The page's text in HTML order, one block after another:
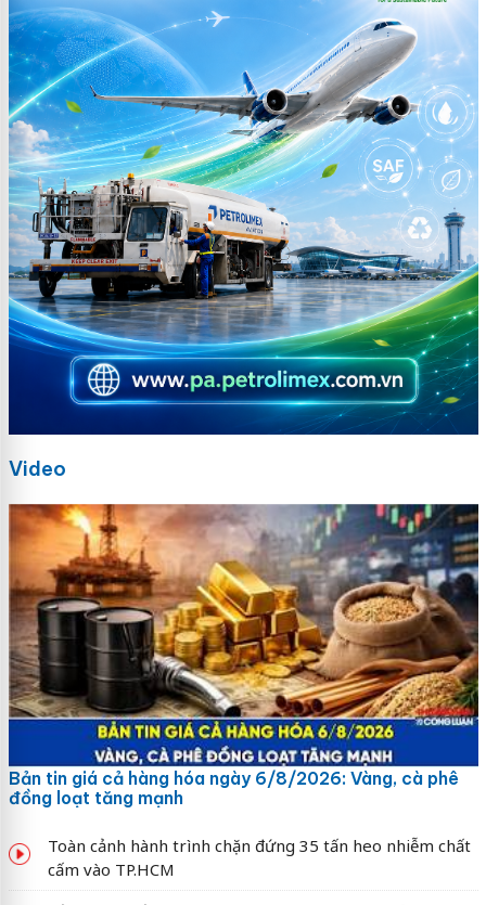
Video
Bản tin giá cả hàng hóa ngày 6/8/2026: Vàng, cà phê
đồng loạt tăng mạnh
Toàn cảnh hành trình chặn đứng 35 tấn heo nhiễm chất
cấm vào TP.HCM